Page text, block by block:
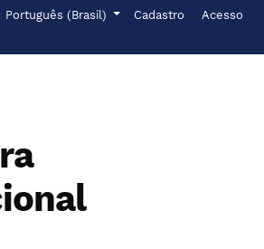
principal
Idioma
Português (Brasil)
Menu de Cadastro Acesso